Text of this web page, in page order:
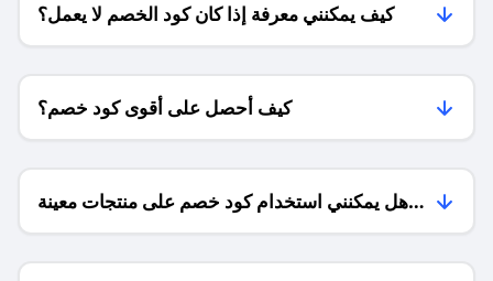
كيف يمكنني معرفة إذا كان كود الخصم لا يعمل؟
كيف أحصل على أقوى كود خصم؟
هل يمكنني استخدام كود خصم على منتجات معينة
فقط؟